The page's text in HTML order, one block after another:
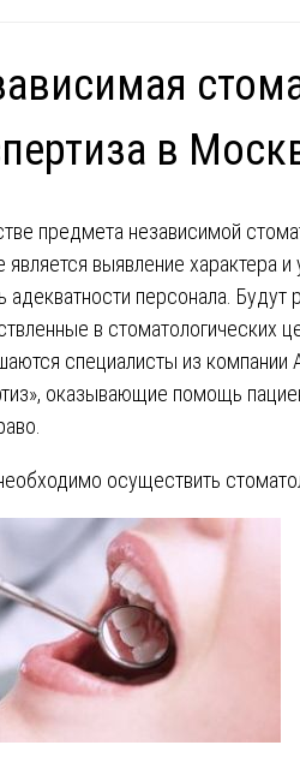
в
предмета независимой
выявление характера и
адекватности персонала. Будут
в стоматологических
специалисты из
оказывающие помощь
осуществить